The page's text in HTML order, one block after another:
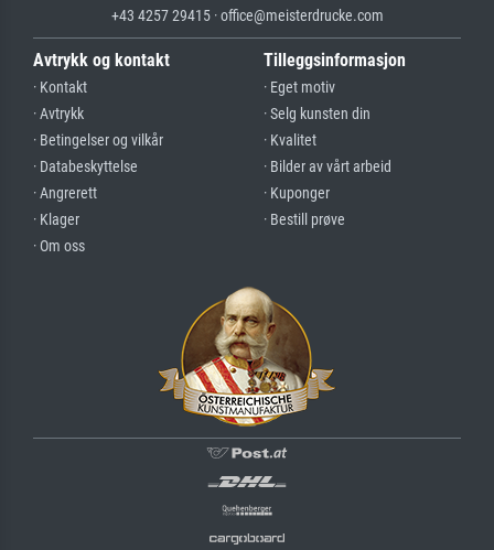
+43 4257 29415 · office@meisterdrucke.com
Avtrykk og kontakt
· Kontakt
· Avtrykk
· Betingelser og vilkår
· Databeskyttelse
· Angrerett
· Klager
· Om oss
Tilleggsinformasjon
· Eget motiv
· Selg kunsten din
· Kvalitet
· Bilder av vårt arbeid
· Kuponger
· Bestill prøve